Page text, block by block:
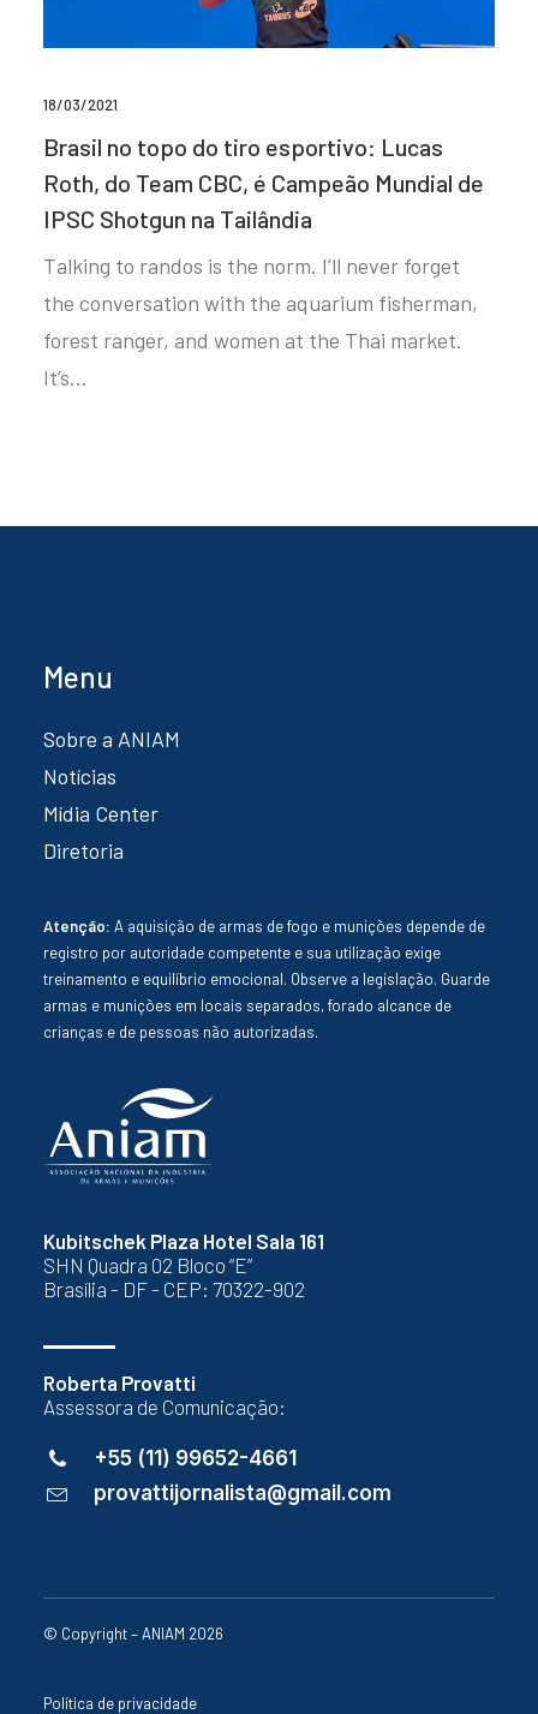
18/03/2021
Brasil no topo do tiro esportivo: Lucas
Roth, do Team CBC, é Campeão Mundial de
IPSC Shotgun na Tailândia
Talking to randos is the norm. I’ll never forget
the conversation with the aquarium fisherman,
forest ranger, and women at the Thai market.
It’s…
Kubitschek Plaza Hotel Sala 161
SHN Quadra 02 Bloco “E”
Brasília - DF - CEP: 70322-902
Roberta Provatti
Assessora de Comunicação:
+55 (11) 99652-4661
provattijornalista@gmail.com
Menu
Sobre a ANIAM
Notícias
Mídia Center
Diretoria
Atenção: A aquisição de armas de fogo e munições depende de
registro por autoridade competente e sua utilização exige
treinamento e equilíbrio emocional. Observe a legislação. Guarde
armas e munições em locais separados, forado alcance de
crianças e de pessoas não autorizadas.
© Copyright – ANIAM 2026
Política de privacidade